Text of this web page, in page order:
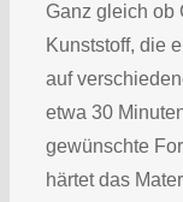
Ganz gleich ob
Kunststoff, die
auf
etwa 30
gewünschte
härtet das